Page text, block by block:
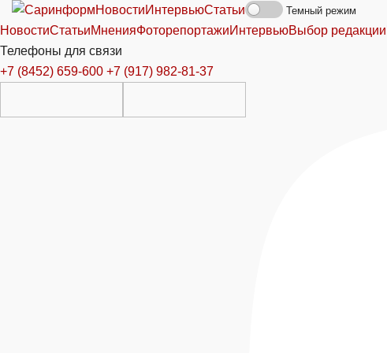
НовостиИнтервьюСтатьи Темный режим
НовостиСтатьиМненияФоторепортажиИнтервьюВыбор редакции
Телефоны для связи
+7 (8452) 659-600 +7 (917) 982-81-37